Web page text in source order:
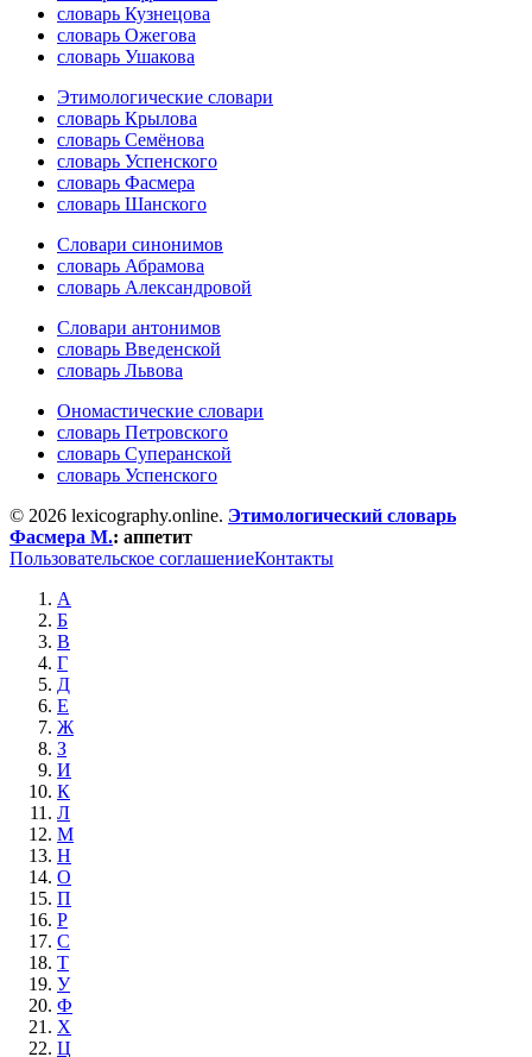
словарь Кузнецова
словарь Ожегова
словарь Ушакова
Этимологические словари
словарь Крылова
словарь Семёнова
словарь Успенского
словарь Фасмера
словарь Шанского
Словари синонимов
словарь Абрамова
словарь Александровой
Словари антонимов
словарь Введенской
словарь Львова
Ономастические словари
словарь Петровского
словарь Суперанской
словарь Успенского
© 2026 lexicography.online. Этимологический словарь
Фасмера М.: аппетит
Пользовательское соглашениеКонтакты
А
Б
В
Г
Д
Е
Ж
З
И
К
Л
М
Н
О
П
Р
С
Т
У
Ф
Х
Ц